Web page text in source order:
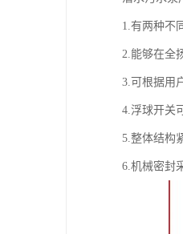
1.有两种不
2.能够在全
3.可根据用
4.浮球开关
5.整体结构
6.机械密封